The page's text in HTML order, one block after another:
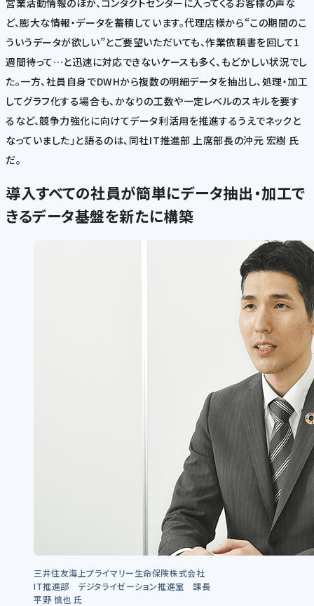
ど、膨大な情報・データを蓄積しています。代理店様から“この期間のこ
ういうデータが欲しい”とご要望いただいても、作業依頼書を回して1
週間待って…と迅速に対応できないケースも多く、もどかしい状況でし
た。一方、社員自身でDWHから複数の明細データを抽出し、処理・加工
してグラフ化する場合も、かなりの工数や一定レベルのスキルを要す
るなど、競争力強化に向けてデータ利活用を推進するうえでネックと
なっていました」と語るのは、同社IT推進部 上席部長の沖元 宏樹 氏
だ。
導入すべての社員が簡単にデータ抽出・加工で
きるデータ基盤を新たに構築
三井住友海上プライマリー生命保険株式会社
IT推進部 デジタライゼーション推進室 課長
平野 慎也 氏